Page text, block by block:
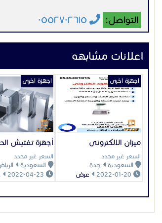
التواصل: ٠٥٥٢٧٠٢٦١٥
اعلانات مشابهه
ميزان الالكترونى
السعر غير محدد
السعودية
جدة
عرض
اجهزة اخرى
أجهزة تفتيش
السعر غير محدد
السعودية
2022-04-23
اجهزة اخرى